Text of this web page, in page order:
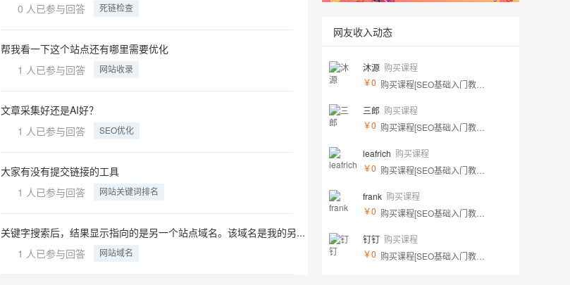
0 人已参与回答
死链检查
帮我看一下这个站点还有哪里需要优化
1 人已参与回答
网站收录
文章采集好还是AI好？
1 人已参与回答
SEO优化
大家有没有提交链接的工具
1 人已参与回答
网站关键词排名
关键字搜索后，结果显示指向的是另一个站点域名。该域名是我的另...
1 人已参与回答
网站域名
网友收入动态
沐源 购买课程
￥0
三郎 购买课程
￥0
leafrich 购买课程
￥0
frank 购买课程
￥0
钉钉 购买课程
￥0